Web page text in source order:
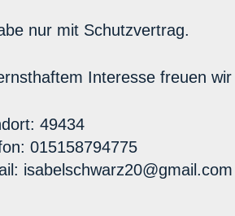
nur mit Schutzvertrag.
Interesse freuen
49434
015158794775
isabelschwarz20@gmail.com